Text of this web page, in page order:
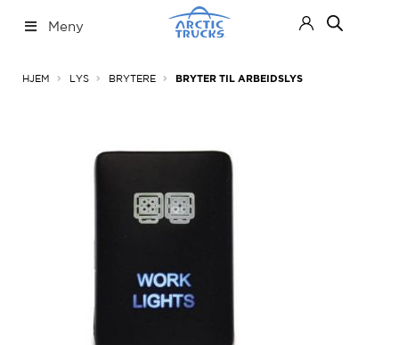
til
til
Meny
HJEM LYS BRYTERE BRYTER TIL ARBEIDSLYS